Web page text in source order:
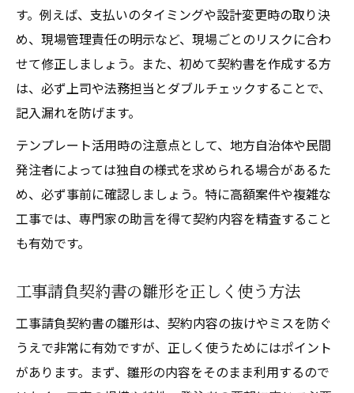
す。例えば、支払いのタイミングや設計変更時の取り決
め、現場管理責任の明示など、現場ごとのリスクに合わ
せて修正しましょう。また、初めて契約書を作成する方
は、必ず上司や法務担当とダブルチェックすることで、
記入漏れを防げます。
テンプレート活用時の注意点として、地方自治体や民間
発注者によっては独自の様式を求められる場合があるた
め、必ず事前に確認しましょう。特に高額案件や複雑な
工事では、専門家の助言を得て契約内容を精査すること
も有効です。
工事請負契約書の雛形を正しく使う方法
工事請負契約書の雛形は、契約内容の抜けやミスを防ぐ
うえで非常に有効ですが、正しく使うためにはポイント
があります。まず、雛形の内容をそのまま利用するので